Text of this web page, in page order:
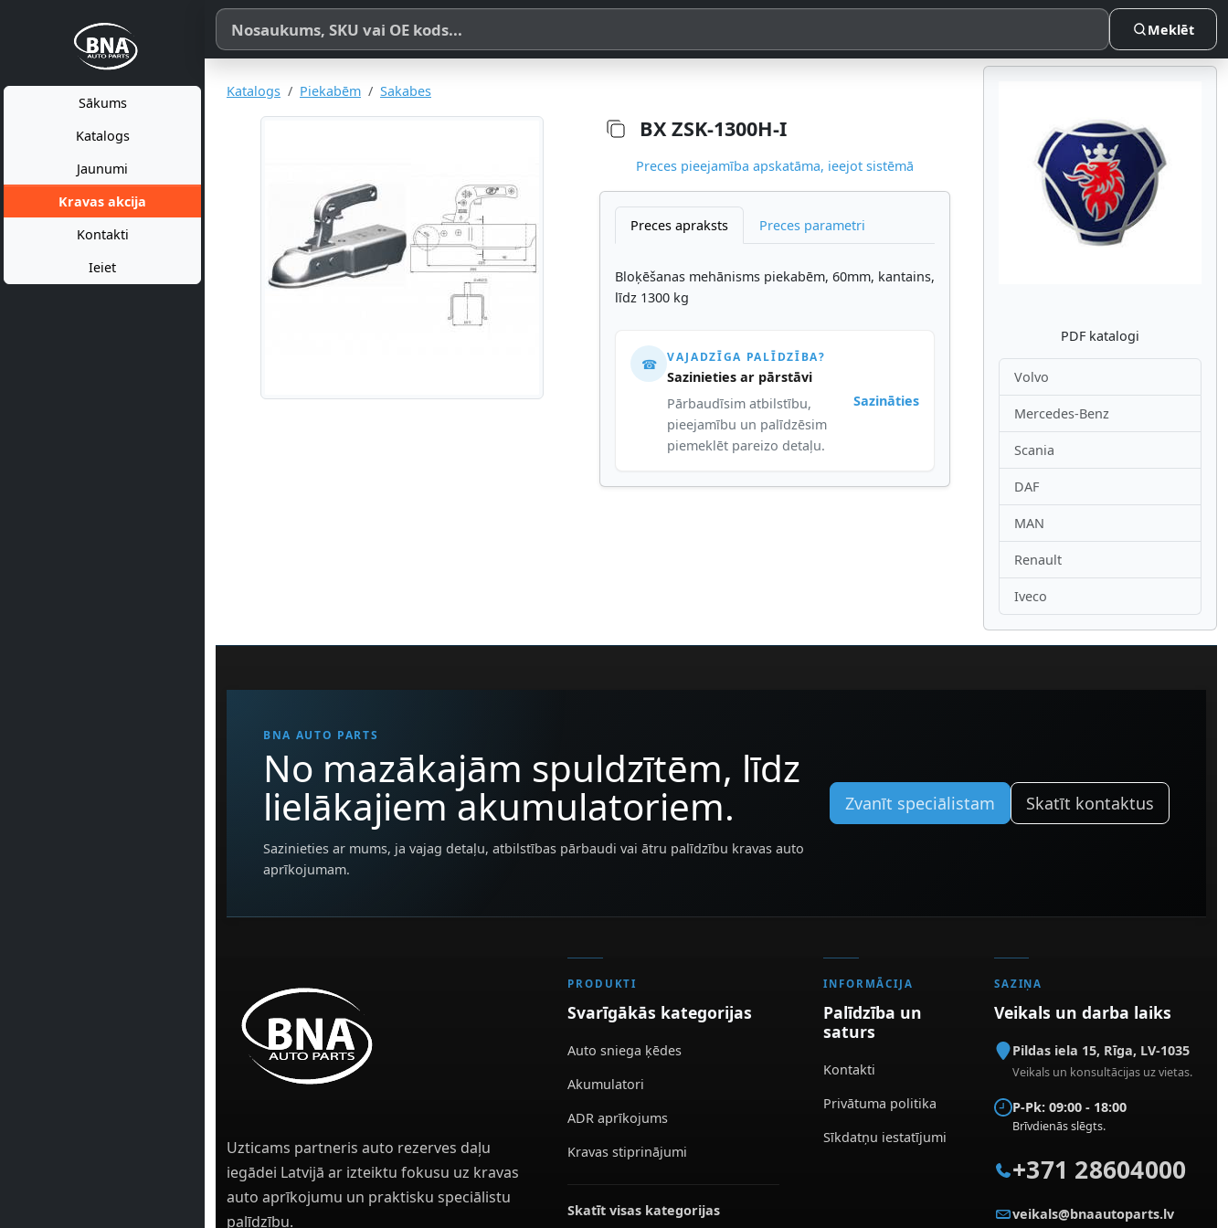
Sākums
Katalogs
Jaunumi
Kravas akcija
Kontakti
Ieiet
Meklēt pēc produkta nosaukuma, SKU vai OE koda
Meklēt
Katalogs Piekabēm Sakabes
BX ZSK-1300H-I
Preces pieejamība apskatāma, ieejot sistēmā
Preces apraksts Preces parametri
Bloķēšanas mehānisms piekabēm, 60mm, kantains,
līdz 1300 kg
☎ VAJADZĪGA PALĪDZĪBA?
Sazinieties ar pārstāvi
Pārbaudīsim atbilstību,
pieejamību un palīdzēsim
piemeklēt pareizo detaļu.
Sazināties
Atpakaļ
PDF katalogi
Volvo
Mercedes-Benz
Scania
DAF
MAN
Renault
Iveco
BNA AUTO PARTS
No mazākajām spuldzītēm, līdz
lielākajiem akumulatoriem.
Sazinieties ar mums, ja vajag detaļu, atbilstības pārbaudi vai ātru palīdzību kravas auto
aprīkojumam.
Zvanīt speciālistam Skatīt kontaktus
Uzticams partneris auto rezerves daļu
iegādei Latvijā ar izteiktu fokusu uz kravas
auto aprīkojumu un praktisku speciālistu
palīdzību.
PRODUKTI
Svarīgākās kategorijas
Auto sniega ķēdes
Akumulatori
ADR aprīkojums
Kravas stiprinājumi
Skatīt visas kategorijas
INFORMĀCIJA
Palīdzība un
saturs
Kontakti
Privātuma politika
Sīkdatņu iestatījumi
SAZIŅA
Veikals un darba laiks
Pildas iela 15, Rīga, LV-1035
Veikals un konsultācijas uz vietas.
P-Pk: 09:00 - 18:00
Brīvdienās slēgts.
+371 28604000
veikals@bnaautoparts.lv